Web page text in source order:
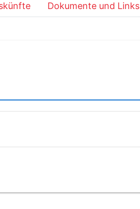
Dokumente und Links